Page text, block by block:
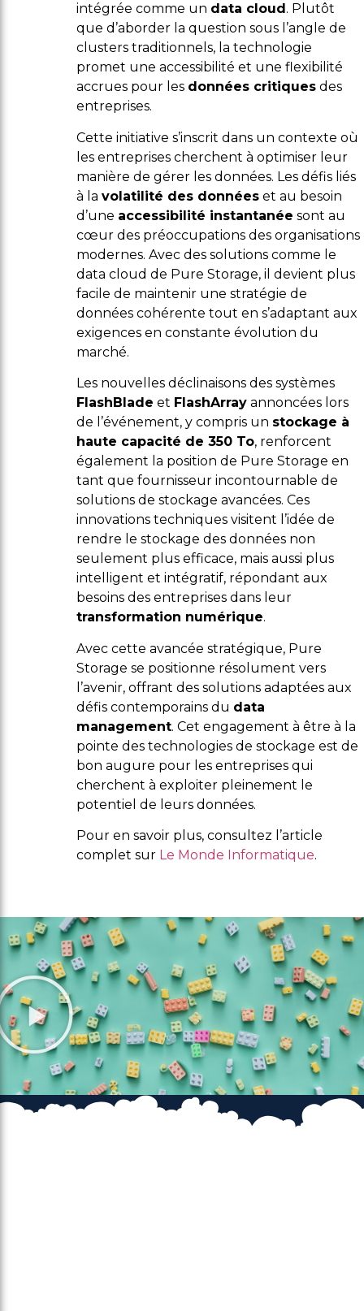
intégrée comme un data cloud . Plutôt
que d’aborder la question sous l’angle de
clusters traditionnels, la technologie
promet une accessibilité et une flexibilité
accrues pour les données critiques des
entreprises.
Cette initiative s’inscrit dans un contexte où
les entreprises cherchent à optimiser leur
manière de gérer les données. Les défis liés
à la volatilité des données et au besoin
d’une accessibilité instantanée sont au
cœur des préoccupations des organisations
modernes. Avec des solutions comme le
data cloud de Pure Storage, il devient plus
facile de maintenir une stratégie de
données cohérente tout en s’adaptant aux
exigences en constante évolution du
marché.
Les nouvelles déclinaisons des systèmes
FlashBlade et FlashArray annoncées lors
de l’événement, y compris un stockage à
haute capacité de 350 To, renforcent
également la position de Pure Storage en
tant que fournisseur incontournable de
solutions de stockage avancées. Ces
innovations techniques visitent l’idée de
rendre le stockage des données non
seulement plus efficace, mais aussi plus
intelligent et intégratif, répondant aux
besoins des entreprises dans leur
transformation numérique.
Avec cette avancée stratégique, Pure
Storage se positionne résolument vers
l’avenir, offrant des solutions adaptées aux
défis contemporains du data
management. Cet engagement à être à la
pointe des technologies de stockage est de
bon augure pour les entreprises qui
cherchent à exploiter pleinement le
potentiel de leurs données.
Pour en savoir plus, consultez l’article
complet sur Le Monde Informatique.